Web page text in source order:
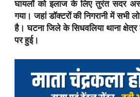
घायलों को इलाज के लिए तुरंत सदर
गया। जहां डॉक्टरों की निगरानी में सभी
है। घटना जिले के सिधवलिया थाना
पर हुई।